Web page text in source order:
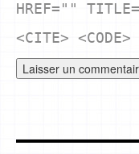
HREF=""
<CITE>